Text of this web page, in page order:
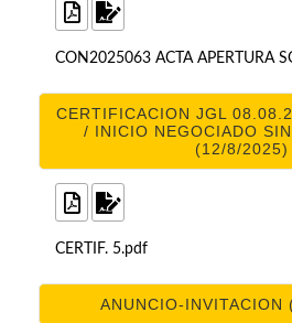
CON2025063 ACTA APERTURA
CERTIFICACION JGL
/ INICIO NEGOCIADO
(12/8/2025)
CERTIF. 5.pdf
ANUNCIO-INVITACION